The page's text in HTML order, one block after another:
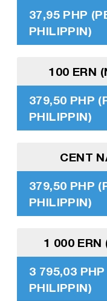
37,95 PHP
PHILIPPIN)
100 ERN
379,50 PHP
PHILIPPIN)
CENT
379,50 PHP
PHILIPPIN)
1 000 ERN
3 795,03
PHILIPPIN)